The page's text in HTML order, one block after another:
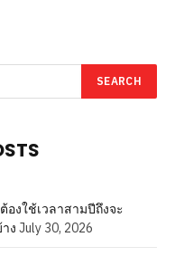
งใช้เวลาสามปีถึงจะ
ง July 30, 2026